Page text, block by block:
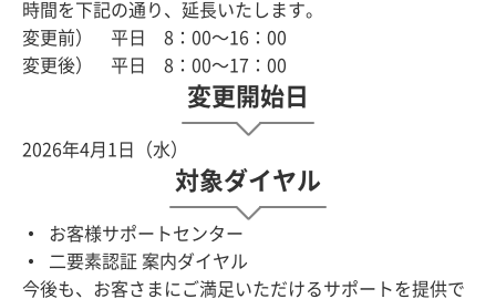
時間を下記の通り、延長いたします。
変更前） 平日 8：00～16：00
変更後） 平日 8：00～17：00
変更開始日
2026年4月1日（水）
対象ダイヤル
お客様サポートセンター
二要素認証 案内ダイヤル
今後も、お客さまにご満足いただけるサポートを提供で